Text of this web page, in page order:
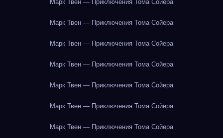
Марк Твен — Приключения Тома Сойера
Марк Твен — Приключения Тома Сойера
Марк Твен — Приключения Тома Сойера
Марк Твен — Приключения Тома Сойера
Марк Твен — Приключения Тома Сойера
Марк Твен — Приключения Тома Сойера
Марк Твен — Приключения Тома Сойера